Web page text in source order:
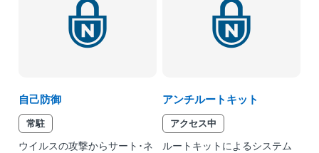
自己防御
常駐
ウイルスの攻撃からサート･ネ
アンチルートキット
アクセス中
ルートキットによるシステム